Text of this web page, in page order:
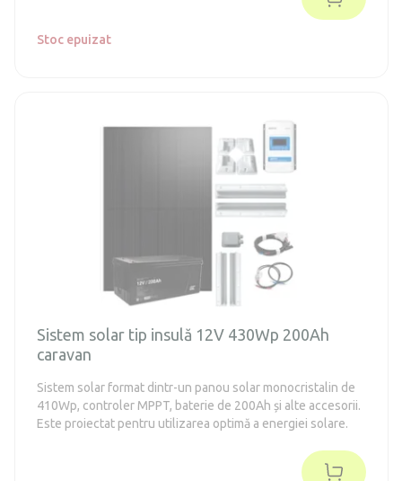
Stoc epuizat
Sistem solar tip insulă 12V 430Wp 200Ah
caravan
Sistem solar format dintr-un panou solar monocristalin de
410Wp, controler MPPT, baterie de 200Ah și alte accesorii.
Este proiectat pentru utilizarea optimă a energiei solare.